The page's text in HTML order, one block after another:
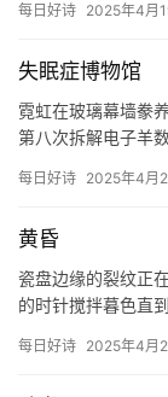
每日好诗 2025年4月
失眠症博物馆
霓虹在玻璃幕墙豢
第八次拆解电子羊
痂…
每日好诗 2025年4月
黄昏
瓷盘边缘的裂纹正
的时针搅拌暮色直
有…
每日好诗 2025年4月